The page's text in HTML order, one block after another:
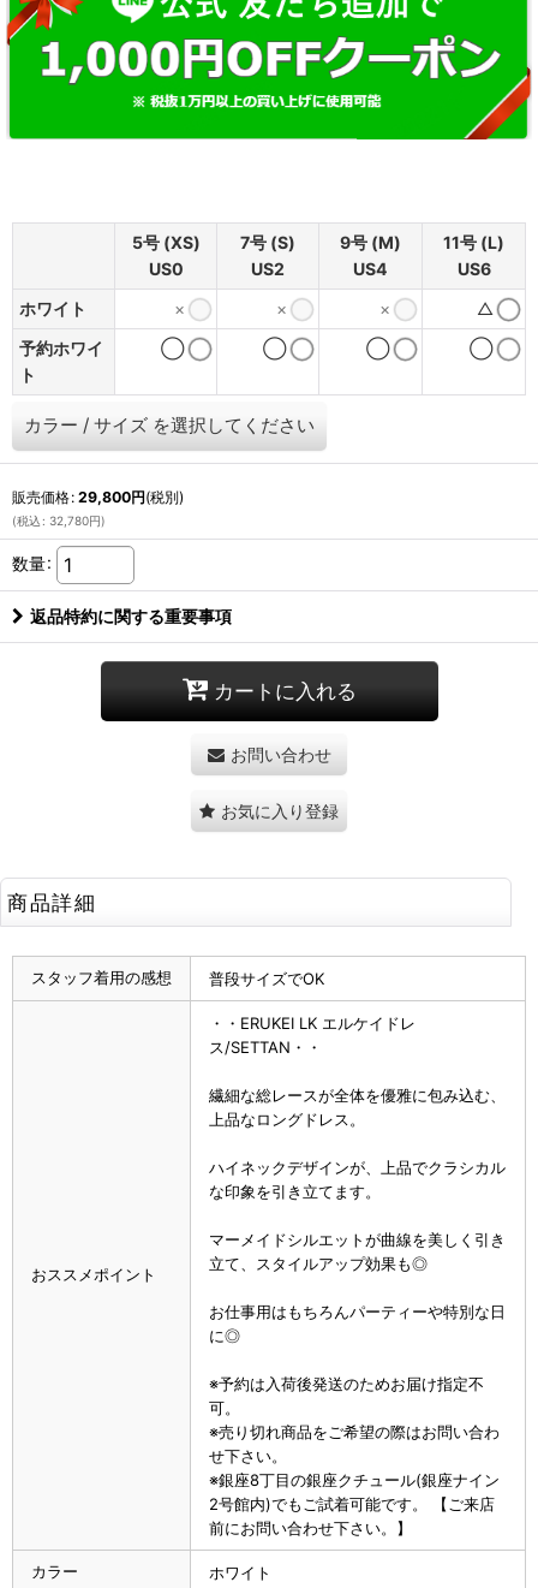
5号 (XS)
US0
7号 (S)
US2
9号 (M)
US4
11号 (L)
US6
ホワイト
× × ×
△
予約ホワイ
ト
◯ ◯ ◯ ◯
カラー / サイズ を選択してください
販売価格: 29,800円(税別)
(税込 : 32,780円)
数量:
返品特約に関する重要事項
カートに入れる
お問い合わせ
お気に入り登録
商品詳細
スタッフ着用の感想 普段サイズでOK
おススメポイント
・・ERUKEI LK エルケイドレ
ス/SETTAN・・
繊細な総レースが全体を優雅に包み込む、
上品なロングドレス。
ハイネックデザインが、上品でクラシカル
な印象を引き立てます。
マーメイドシルエットが曲線を美しく引き
立て、スタイルアップ効果も◎
お仕事用はもちろんパーティーや特別な日
に◎
※予約は入荷後発送のためお届け指定不
可。
※売り切れ商品をご希望の際はお問い合わ
せ下さい。
※銀座8丁目の銀座クチュール(銀座ナイン
2号館内)でもご試着可能です。 【ご来店
前にお問い合わせ下さい。】
カラー ホワイト